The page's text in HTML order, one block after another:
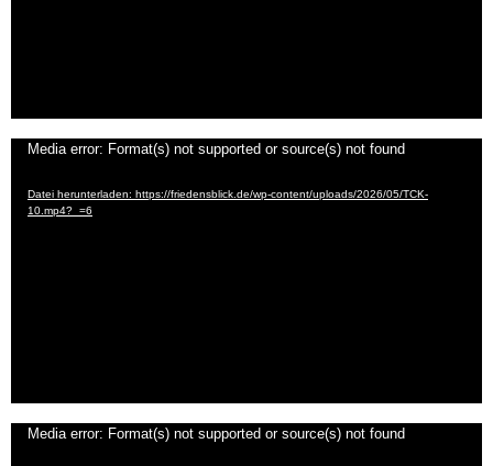
Video-
Media error: Format(s) not supported or source(s) not found
Datei herunterladen: https://friedensblick.de/wp-content/uploads/2026/05/TCK-
10.mp4?_=6
Video-
Media error: Format(s) not supported or source(s) not found